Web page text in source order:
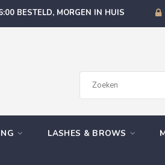
BESTELD, MORGEN IN HUIS
LASHES & BROWS